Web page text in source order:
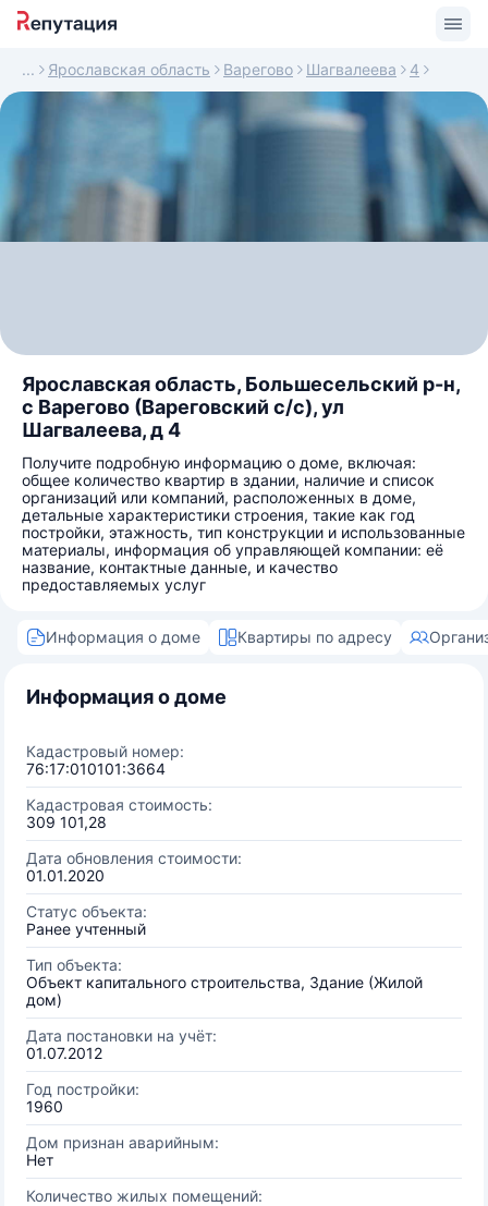
Ярославская область Варегово Шагвалеева 4
Ярославская область, Большесельский р-н,
с Варегово (Вареговский с/с), ул
Шагвалеева, д 4
Получите подробную информацию о доме, включая:
общее количество квартир в здании, наличие и список
организаций или компаний, расположенных в доме,
детальные характеристики строения, такие как год
постройки, этажность, тип конструкции и использованные
материалы, информация об управляющей компании: её
название, контактные данные, и качество
предоставляемых услуг
Информация о доме Квартиры по адресу
Информация о доме
Кадастровый номер:
76:17:010101:3664
Кадастровая стоимость:
309 101,28
Дата обновления стоимости:
01.01.2020
Статус объекта:
Ранее учтенный
Тип объекта:
Объект капитального строительства, Здание (Жилой
дом)
Дата постановки на учёт:
01.07.2012
Год постройки:
1960
Дом признан аварийным:
Нет
Количество жилых помещений: